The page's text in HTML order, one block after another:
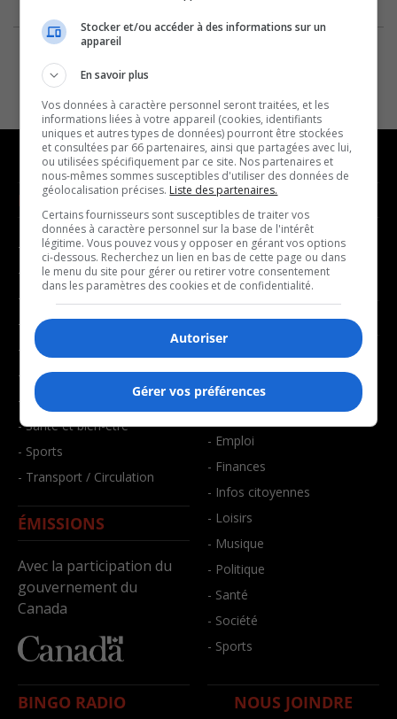
NOUVELLES
- Affaires municipales
- Communauté / Social
- Culture
- Économie
- Éducation
- Environnement
- Faits divers
- Santé et bien-être
- Sports
- Transport / Circulation
ÉMISSIONS
Avec la participation du
gouvernement du
Canada
MUSIQUE
- Décompte franco
- Joué récemment
BALADOS
- Art de vivre
- Bien-être
- Emploi
- Finances
- Infos citoyennes
- Loisirs
- Musique
- Politique
- Santé
- Société
- Sports
BINGO RADIO NOUS JOINDRE
Stocker et/ou accéder à des informations sur un
appareil
En savoir plus
Vos données à caractère personnel seront traitées, et les
informations liées à votre appareil (cookies, identifiants
uniques et autres types de données) pourront être stockées
et consultées par 66 partenaires, ainsi que partagées avec lui,
ou utilisées spécifiquement par ce site. Nos partenaires et
nous-mêmes sommes susceptibles d'utiliser des données de
géolocalisation précises. Liste des partenaires.
Certains fournisseurs sont susceptibles de traiter vos
données à caractère personnel sur la base de l'intérêt
légitime. Vous pouvez vous y opposer en gérant vos options
ci-dessous. Recherchez un lien en bas de cette page ou dans
le menu du site pour gérer ou retirer votre consentement
dans les paramètres des cookies et de confidentialité.
Autoriser
Gérer vos préférences